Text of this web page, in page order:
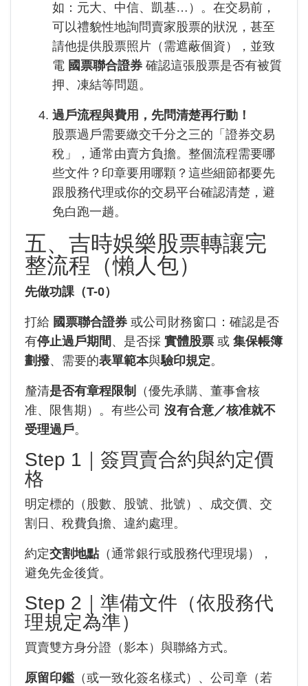
如：元大、中信、凱基…）。在交易前，
可以禮貌性地詢問賣家股票的狀況，甚至
請他提供股票照片（需遮蔽個資），並致
電 國票聯合證券 確認這張股票是否有被質
押、凍結等問題。
過戶流程與費用，先問清楚再行動！
股票過戶需要繳交千分之三的「證券交易
稅」，通常由賣方負擔。整個流程需要哪
些文件？印章要用哪顆？這些細節都要先
跟股務代理或你的交易平台確認清楚，避
免白跑一趟。
五、吉時娛樂股票轉讓完
整流程（懶人包）
先做功課（T-0）
打給 國票聯合證券 或公司財務窗口：確認是否
有停止過戶期間 、是否採 實體股票 或 集保帳簿
劃撥、需要的表單範本與驗印規定。
釐清是否有章程限制
（優先承購、董事會核
准、限售期）。有些公司 沒有合意／核准就不
受理過戶。
Step 1｜簽買賣合約與約定價
格
明定標的（股數、股號、批號）、成交價、交
割日、稅費負擔、違約處理。
約定交割地點（通常銀行或股務代理現場），
避免先金後貨。
Step 2｜準備文件（依股務代
理規定為準）
買賣雙方身分證（影本）與聯絡方式。
原留印鑑 （或一致化簽名樣式）、公司章（若